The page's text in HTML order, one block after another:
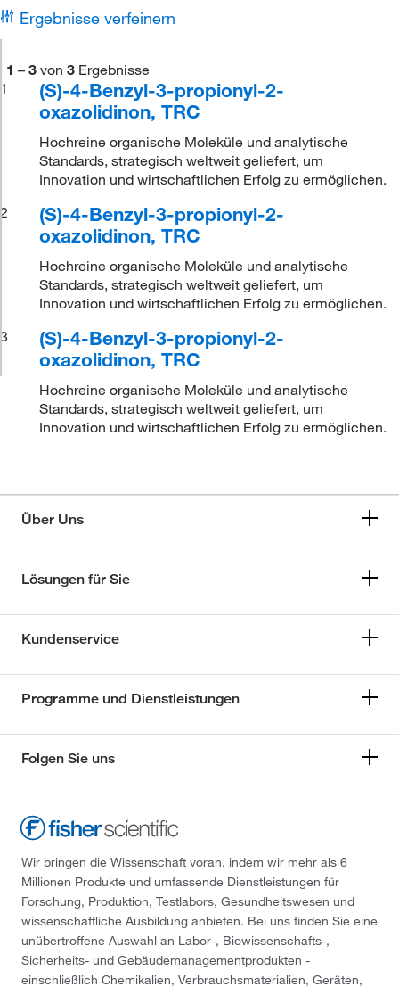
Ergebnisse verfeinern
1 – 3 von 3 Ergebnisse
1
(S)-4-Benzyl-3-propionyl-2-
oxazolidinon, TRC
Hochreine organische Moleküle und analytische
Standards, strategisch weltweit geliefert, um
Innovation und wirtschaftlichen Erfolg zu ermöglichen.
2
(S)-4-Benzyl-3-propionyl-2-
oxazolidinon, TRC
Hochreine organische Moleküle und analytische
Standards, strategisch weltweit geliefert, um
Innovation und wirtschaftlichen Erfolg zu ermöglichen.
3
(S)-4-Benzyl-3-propionyl-2-
oxazolidinon, TRC
Hochreine organische Moleküle und analytische
Standards, strategisch weltweit geliefert, um
Innovation und wirtschaftlichen Erfolg zu ermöglichen.
Über Uns
Lösungen für Sie
Kundenservice
Programme und Dienstleistungen
Folgen Sie uns
Wir bringen die Wissenschaft voran, indem wir mehr als 6
Millionen Produkte und umfassende Dienstleistungen für
Forschung, Produktion, Testlabors, Gesundheitswesen und
wissenschaftliche Ausbildung anbieten. Bei uns finden Sie eine
unübertroffene Auswahl an Labor-, Biowissenschafts-,
Sicherheits- und Gebäudemanagementprodukten -
einschließlich Chemikalien, Verbrauchsmaterialien, Geräten,